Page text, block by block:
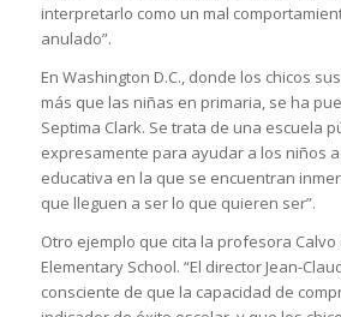
interpretarlo como un mal
anulado”.
En Washington D.C., donde los chicos
más que las niñas en primaria, se ha
Septima Clark. Se trata de una escuela
expresamente para ayudar a los niños
educativa en la que se encuentran
que lleguen a ser lo que quieren ser”.
Otro ejemplo que cita la profesora Calvo
Elementary School. “El director Jean-
consciente de que la capacidad de